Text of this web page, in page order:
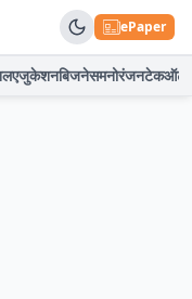
ePaper
एजुकेशनबिजनेसमनोरंजनटेकऑटो